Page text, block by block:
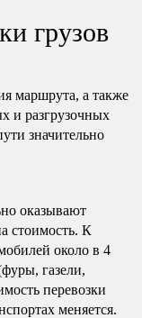
грузов
маршрута, а также
и разгрузочных
значительно
оказывают
стоимость. К
около в 4
газели,
перевозки
меняется.